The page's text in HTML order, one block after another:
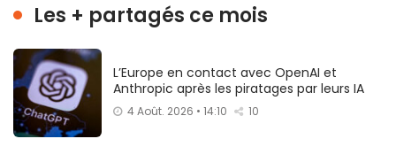
Les + partagés ce mois
L’Europe en contact avec OpenAI et
Anthropic après les piratages par leurs IA
4 Août. 2026 • 14:10 10